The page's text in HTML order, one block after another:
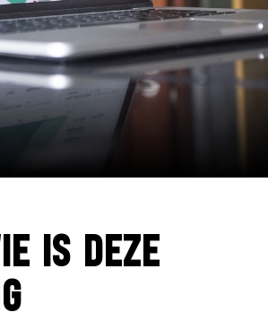
IS DEZE